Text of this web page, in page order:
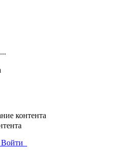
контента
Войти